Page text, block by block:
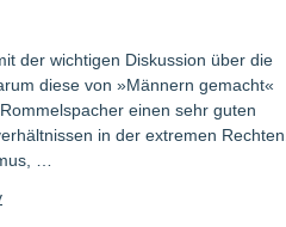
der wichtigen Diskussion über die
diese von »Männern gemacht«
einen sehr guten
in der extremen Rechten.
…